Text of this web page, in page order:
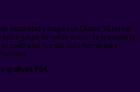
oscuridad y magia con Diablo 3 Eternal
épico juego de rol de acción te transporta
contra las hordas del infierno para
graficos PS4.